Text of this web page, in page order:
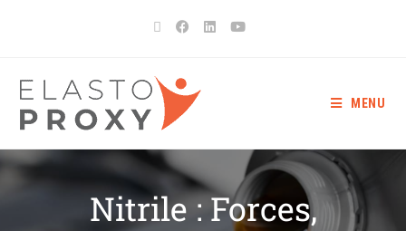
MENU
Nitrile : Forces,